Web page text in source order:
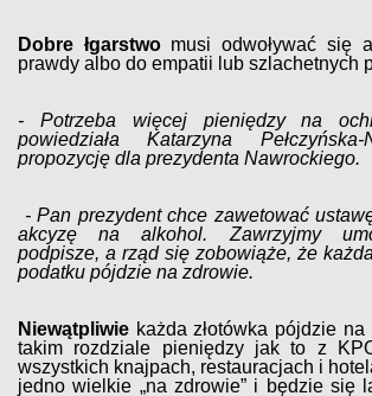
Dobre łgarstwo musi odwoływać się
prawdy albo do empatii lub szlachetnych
- Potrzeba więcej pieniędzy na
powiedziała Katarzyna
propozycję dla prezydenta Nawrockiego.
- Pan prezydent chce zawetować
akcyzę na alkohol. Zawrzyjmy
podpisze, a rząd się zobowiąże, że
podatku pójdzie na zdrowie.
Niewątpliwie każda złotówka pójdzie
takim rozdziale pieniędzy jak to z
wszystkich knajpach, restauracjach i
jedno wielkie „na zdrowie” i będzie się